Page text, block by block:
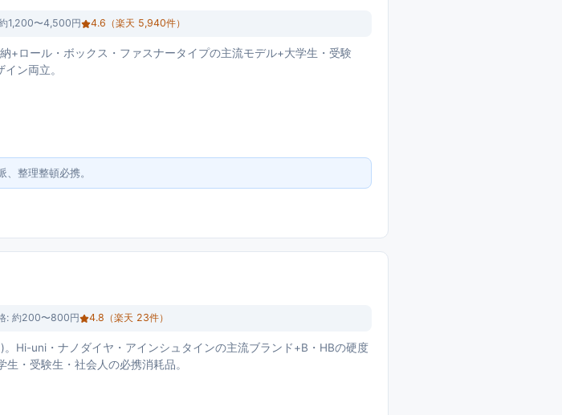
1,200〜4,500円 4.6 （楽天 5,940件）
+ロール・ボックス・ファスナータイプの主流モデル+大学生・受験
ン両立。
整理整頓必携。
: 約200〜800円 4.8 （楽天 23件）
Hi-uni・ナノダイヤ・アインシュタインの主流ブランド+B・HBの硬度
・受験生・社会人の必携消耗品。